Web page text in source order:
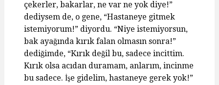
çekerler, bakarlar, ne var ne yok diye!”
dediysem de, o gene, “Hastaneye gitmek
istemiyorum!” diyordu. “Niye istemiyorsun,
bak ayağında kırık falan olmasın sonra!”
dediğimde, “Kırık değil bu, sadece incittim.
Kırık olsa acıdan duramam, anlarım, incinme
bu sadece. İşe gidelim, hastaneye gerek yok!”